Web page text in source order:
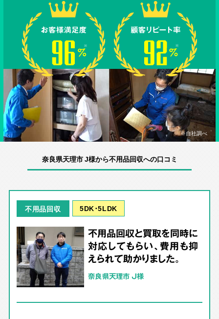
※自社調べ
奈良県天理市 J様から不用品回収への口コミ
不用品回収 5DK･5LDK
不用品回収と買取を同時に
対応してもらい、費用も抑
えられて助かりました。
奈良県天理市 J様